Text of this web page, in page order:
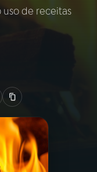
uso de receitas